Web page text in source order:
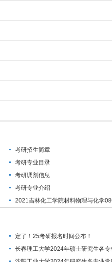
考研招生简章
考研专业目录
考研调剂信息
考研专业介绍
2021吉林化工学院材料物理与化学
定了！25考研报名时间公布！
长春理工大学2024年硕士研究生各专